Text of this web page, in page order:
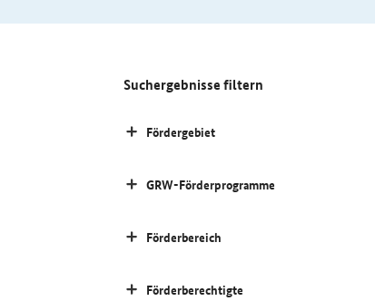
Suchergebnisse filtern
Fördergebiet
GRW-Förderprogramme
Förderbereich
Förderberechtigte